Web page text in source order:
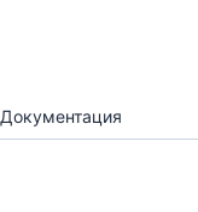
Документация